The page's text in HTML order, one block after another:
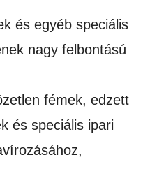
és egyéb speciális
nagy felbontású
fémek, edzett
és speciális ipari